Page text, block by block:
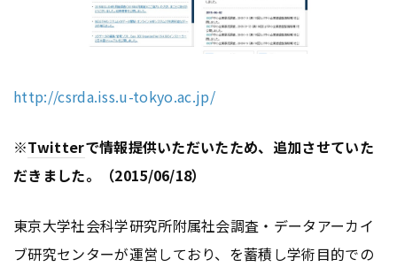
http://csrda.iss.u-tokyo.ac.jp/
※Twitterで情報提供いただいたため、追加させていた
だきました。（2015/06/18）
東京大学社会科学研究所附属社会調査・データアーカイ
ブ研究センターが運営しており、を蓄積し学術目的での